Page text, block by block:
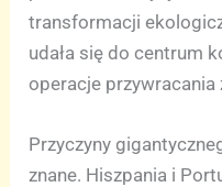
transformacji
udała się do centrum
operacje przywracania
Przyczyny
znane. Hiszpania i